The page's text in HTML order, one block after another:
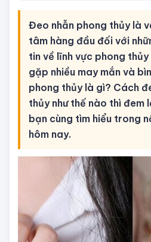
Đeo nhẫn phong thủy là
tâm hàng đầu đối với
tin về lĩnh vực phong
gặp nhiều may mắn và
phong thủy là gì? Cách
thủy như thế nào thì đem
bạn cùng tìm hiểu trong
hôm nay.